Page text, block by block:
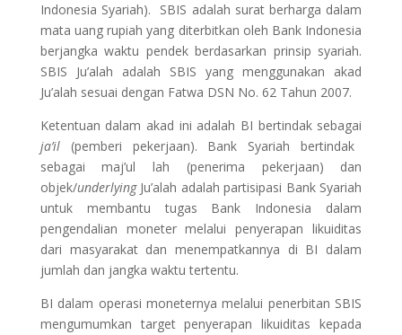
Indonesia Syariah). SBIS adalah surat berharga dalam
mata uang rupiah yang diterbitkan oleh Bank Indonesia
berjangka waktu pendek berdasarkan prinsip syariah.
SBIS Ju’alah adalah SBIS yang menggunakan akad
Ju’alah sesuai dengan Fatwa DSN No. 62 Tahun 2007.
Ketentuan dalam akad ini adalah BI bertindak sebagai
ja’il(pemberi pekerjaan). Bank Syariah bertindak
sebagai maj’ul lah (penerima pekerjaan) dan
objek/underlyingJu’alah adalah partisipasi Bank Syariah
untuk membantu tugas Bank Indonesia dalam
pengendalian moneter melalui penyerapan likuiditas
dari masyarakat dan menempatkannya di BI dalam
jumlah dan jangka waktu tertentu.
BI dalam operasi moneternya melalui penerbitan SBIS
mengumumkan target penyerapan likuiditas kepada